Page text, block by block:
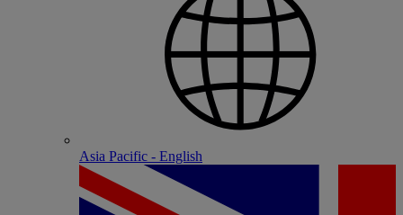
Asia Pacific - English